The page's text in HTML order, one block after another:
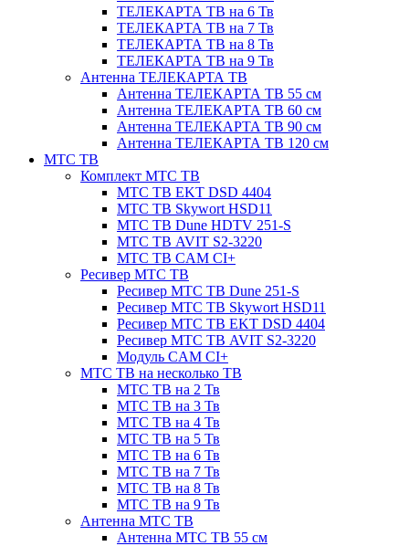
ТЕЛЕКАРТА ТВ на 6 Тв
ТЕЛЕКАРТА ТВ на 7 Тв
ТЕЛЕКАРТА ТВ на 8 Тв
ТЕЛЕКАРТА ТВ на 9 Тв
Антенна ТЕЛЕКАРТА ТВ
Антенна ТЕЛЕКАРТА ТВ 55 см
Антенна ТЕЛЕКАРТА ТВ 60 см
Антенна ТЕЛЕКАРТА ТВ 90 см
Антенна ТЕЛЕКАРТА ТВ 120 см
МТС ТВ
Комплект МТС ТВ
МТС ТВ EKT DSD 4404
МТС ТВ Skywort HSD11
МТС ТВ Dune HDTV 251-S
МТС ТВ AVIT S2-3220
МТС ТВ CAM CI+
Ресивер МТС ТВ
Ресивер МТС ТВ Dune 251-S
Ресивер МТС ТВ Skywort HSD11
Ресивер МТС ТВ EKT DSD 4404
Ресивер МТС ТВ AVIT S2-3220
Модуль CAM CI+
МТС ТВ на несколько ТВ
МТС ТВ на 2 Тв
МТС ТВ на 3 Тв
МТС ТВ на 4 Тв
МТС ТВ на 5 Тв
МТС ТВ на 6 Тв
МТС ТВ на 7 Тв
МТС ТВ на 8 Тв
МТС ТВ на 9 Тв
Антенна МТС ТВ
Антенна МТС ТВ 55 см